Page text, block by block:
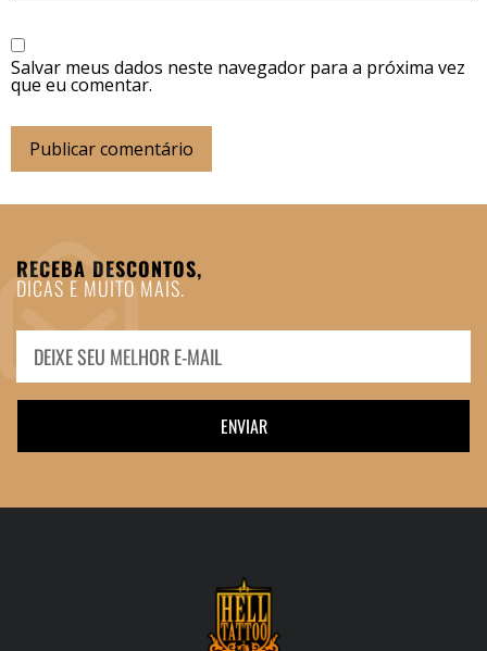
Salvar meus dados neste navegador para a próxima vez
que eu comentar.
RECEBA DESCONTOS,
DICAS E MUITO MAIS.
ENVIAR